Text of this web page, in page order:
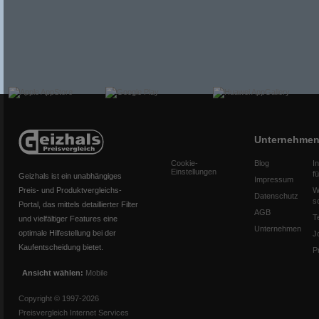
Geizhals ist ein unabhängiges
Preis- und Produktvergleichs-
Portal, das mittels detaillierter Filter
und vielfältiger Features eine
optimale Hilfestellung bei der
Kaufentscheidung bietet.
Ansicht wählen: Mobile
Copyright © 1997-2026
Preisvergleich Internet Services
Cookie-
Einstellungen
Unternehmen
Blog
Impressum
Datenschutz
AGB
Unternehmen